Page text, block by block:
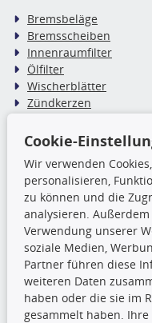
Bremsbeläge
Bremsscheiben
Innenraumfilter
Ölfilter
Wischerblätter
Zündkerzen
TecDoc Inside
unterlassen, die Daten
vorherige Zustimmung
verbreiten und/oder
zu lassen. Ein
Cookie-
Wir verwenden
personalisieren,
zu können und die
analysieren.
Verwendung unserer
soziale Medien,
Partner führen diese
weiteren Daten
haben oder die sie im
gesammelt haben.